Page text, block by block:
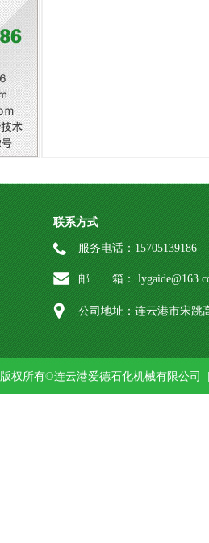
联系方式
服务电话：15705139186
邮 箱：
公司地址：连云港市宋跳
版权所有©连云港爱德石化机械有限公